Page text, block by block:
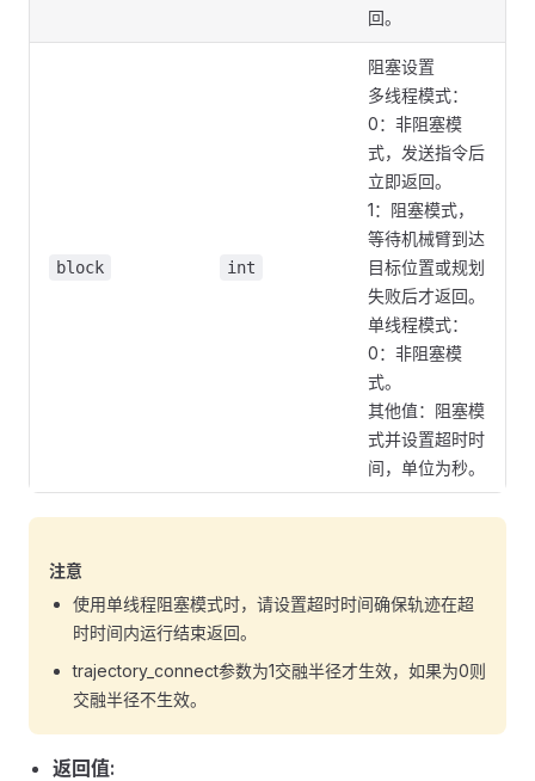
回。
block int
阻塞设置
多线程模式：
0：非阻塞模
式，发送指令后
立即返回。
1：阻塞模式，
等待机械臂到达
目标位置或规划
失败后才返回。
单线程模式：
0：非阻塞模
式。
其他值：阻塞模
式并设置超时时
间，单位为秒。
注意
使用单线程阻塞模式时，请设置超时时间确保轨迹在超
时时间内运行结束返回。
trajectory_connect参数为1交融半径才生效，如果为0则
交融半径不生效。
返回值: